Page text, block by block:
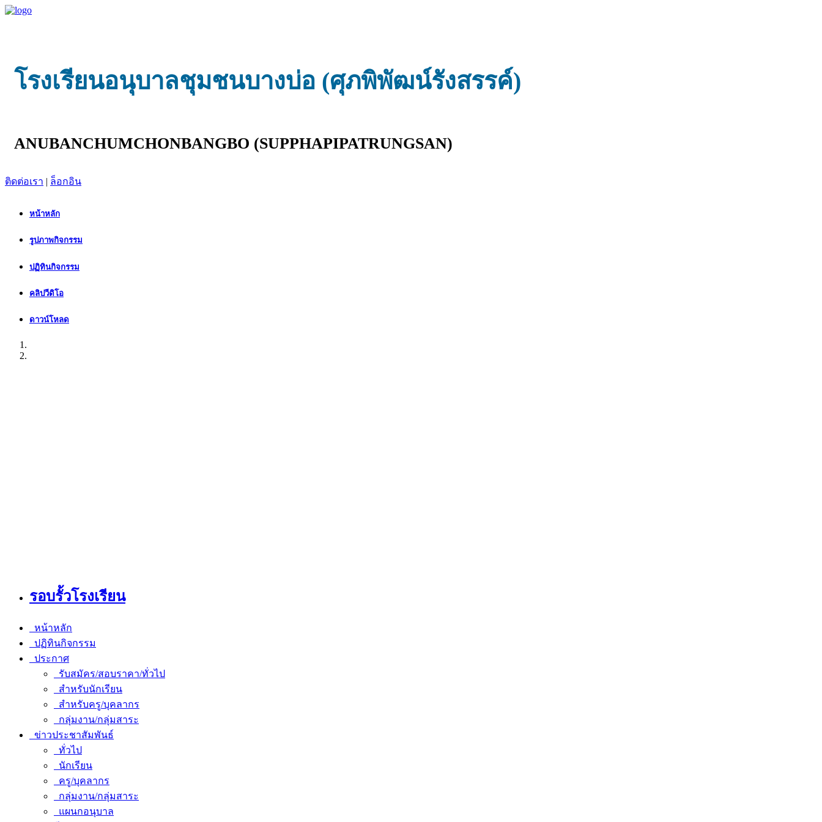
โรงเรียนอนุบาลชุมชนบางบ่อ (ศุภพิพัฒน์รังสรรค์)
ANUBANCHUMCHONBANGBO (SUPPHAPIPATRUNGSAN)
ติดต่อเรา | ล็อกอิน
หน้าหลัก
รูปภาพกิจกรรม
ปฏิทินกิจกรรม
คลิปวีดิโอ
ดาวน์โหลด
รอบรั้วโรงเรียน
หน้าหลัก
ปฏิทินกิจกรรม
ประกาศ
รับสมัคร/สอบราคา/ทั่วไป
สำหรับนักเรียน
สำหรับครู/บุคลากร
กลุ่มงาน/กลุ่มสาระ
ข่าวประชาสัมพันธ์
ทั่วไป
นักเรียน
ครู/บุคลากร
กลุ่มงาน/กลุ่มสาระ
แผนกอนุบาล